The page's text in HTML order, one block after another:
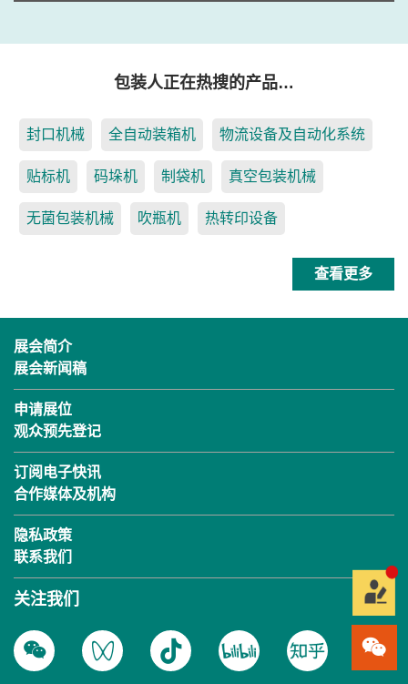
包装人正在热搜的产品…
封口机械 全自动装箱机 物流设备及自动化系统
贴标机 码垛机 制袋机 真空包装机械
无菌包装机械 吹瓶机 热转印设备
查看更多
展会简介
展会新闻稿
申请展位
观众预先登记
订阅电子快讯
合作媒体及机构
隐私政策
联系我们
关注我们